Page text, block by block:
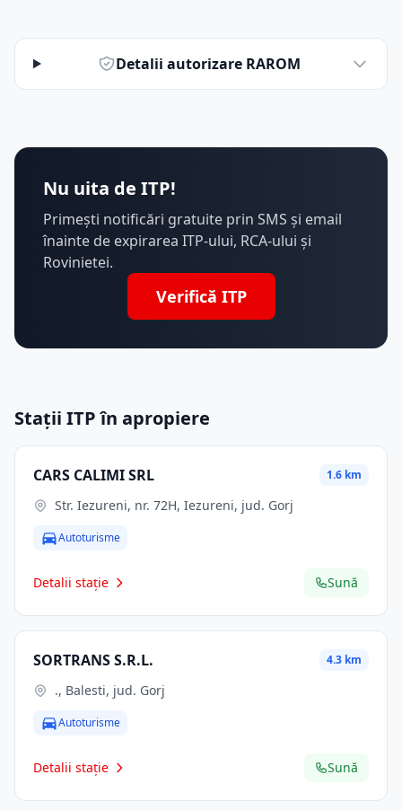
Detalii autorizare RAROM
Nu uita de ITP!
Primești notificări gratuite prin SMS și email
înainte de expirarea ITP-ului, RCA-ului și
Rovinietei.
Verifică ITP
Stații ITP în apropiere
CARS CALIMI SRL 1.6 km
Str. Iezureni, nr. 72H, Iezureni, jud. Gorj
Autoturisme
Detalii stație Sună
SORTRANS S.R.L. 4.3 km
., Balesti, jud. Gorj
Autoturisme
Detalii stație Sună